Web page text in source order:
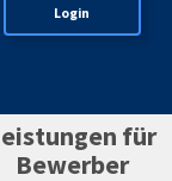
Login
für
Bewerber